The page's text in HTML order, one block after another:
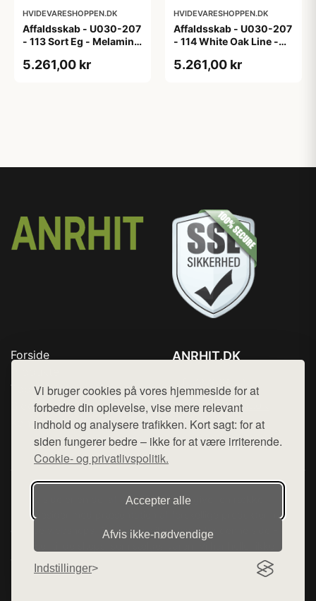
Vi bruger cookies på vores hjemmeside for at
forbedre din oplevelse, vise mere relevant
indhold og analysere trafikken. Kort sagt: for at
siden fungerer bedre – ikke for at være irriterende.
Cookie- og privatlivspolitik.
Accepter alle
Afvis ikke‑nødvendige
Indstillinger
HVIDEVARESHOPPEN.DK
Affaldsskab - U030-207
- 113 Sort Eg - Melamin,
5.261,00 kr
HVIDEVARESHOPPEN.DK
Affaldsskab - U030-207
- 114 White Oak Line -
5.261,00 kr
Forside
Top Rabatter
Blog
Kontakt
ANRHIT.DK
Mail: hej@want.dk
Cookie- og privatlivspolitik
Denne side er en del af want.dk, der udgiver en række
hjemmesider med præsentation af forskellige produkter fra
diverse webshops. Der sælges ikke varer fra denne side - vi
henviser til de shops, som sælger varen. Vi har heller ikke
varerne på lager.